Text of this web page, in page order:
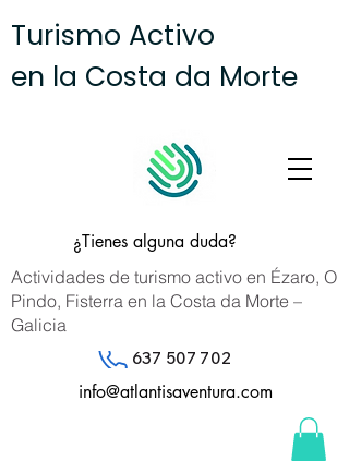
¿Tienes alguna duda?
637 507 702
info@atlantisaventura.com
Turismo Activo
en la Costa da Morte
Actividades de turismo activo en Ézaro, O
Pindo, Fisterra en la Costa da Morte –
Galicia